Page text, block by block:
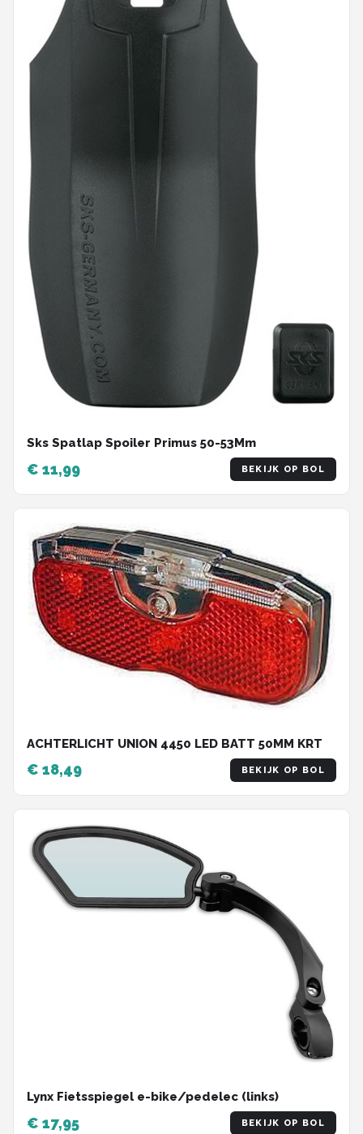
Sks Spatlap Spoiler Primus 50-53Mm
€ 11,99 BEKIJK OP BOL
ACHTERLICHT UNION 4450 LED BATT 50MM KRT
€ 18,49 BEKIJK OP BOL
Lynx Fietsspiegel e-bike/pedelec (links)
€ 17,95 BEKIJK OP BOL